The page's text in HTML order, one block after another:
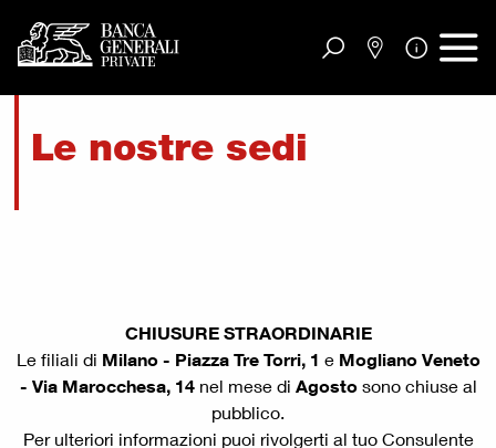
Vai al contenuto principale
Le nostre sedi
CHIUSURE STRAORDINARIE
Le filiali di Milano - Piazza Tre Torri, 1 e Mogliano Veneto
- Via Marocchesa, 14nel mese di Agosto sono chiuse al
pubblico.
Per ulteriori informazioni puoi rivolgerti al tuo Consulente